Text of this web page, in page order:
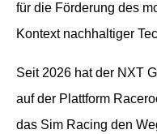
für die Förderung des
Kontext nachhaltiger
Seit 2026 hat der NXT
auf der Plattform
das Sim Racing den